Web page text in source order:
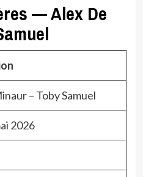
— Alex De
– Toby Samuel
2026